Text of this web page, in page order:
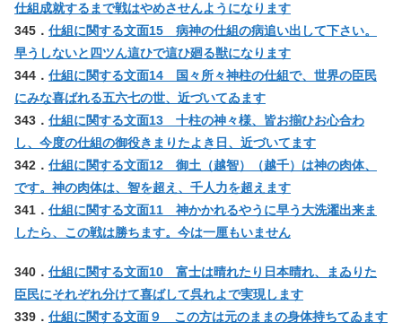
仕組成就するまで戦はやめさせんようになります
345． 仕組に関する文面15 病神の仕組の病追い出して下さい。
早うしないと四ツん這ひで這ひ廻る獣になります
344． 仕組に関する文面14 国々所々神柱の仕組で、世界の臣民
にみな喜ばれる五六七の世、近づいてゐます
343． 仕組に関する文面13 十柱の神々様、皆お揃ひお心合わ
し、今度の仕組の御役きまりたよき日、近づいてます
342． 仕組に関する文面12 御土（越智）（越千）は神の肉体、
です。神の肉体は、智を超え、千人力を超えます
341． 仕組に関する文面11 神かかれるやうに早う大洗濯出来ま
したら、この戦は勝ちます。今は一厘もいません
340． 仕組に関する文面10 富士は晴れたり日本晴れ、まゐりた
臣民にそれぞれ分けて喜ばして呉れよで実現します
339． 仕組に関する文面９ この方は元のままの身体持ちてゐます